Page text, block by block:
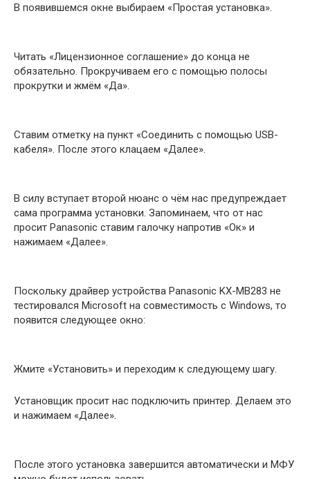
В появившемся окне выбираем «Простая установка».
Читать «Лицензионное соглашение» до конца не
обязательно. Прокручиваем его с помощью полосы
прокрутки и жмём «Да».
Ставим отметку на пункт «Соединить с помощью USB-
кабеля». После этого клацаем «Далее».
В силу вступает второй нюанс о чём нас предупреждает
сама программа установки. Запоминаем, что от нас
просит Panasonic ставим галочку напротив «Ок» и
нажимаем «Далее».
Поскольку драйвер устройства Panasonic KX-MB283 не
тестировался Microsoft на совместимость с Windows, то
появится следующее окно:
Жмите «Установить» и переходим к следующему шагу.
Установщик просит нас подключить принтер. Делаем это
и нажимаем «Далее».
После этого установка завершится автоматически и МФУ